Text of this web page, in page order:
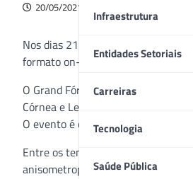
Infraestrutura
Entidades Setoriais
Carreiras
Tecnologia
Saúde Pública
20/05/2021
Nos dias 21 e 22 de maio
formato on-line e com
O Grand Fórum SOBLEC,
Córnea e Lentes de Contato e
O evento é coordenado pelos
Entre os temas que serão
anisometropia, presbiopia,